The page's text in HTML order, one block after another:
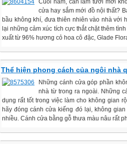
Cuối năm, cần làm tươi mới
cửa hay sắm mới đồ nội thất?
bầu không khí, đưa thiên nhiên vào nhà với
lại những cảm xúc tích cực thắt chặt thêm
xuất từ 96% hương cỏ hoa cô đặc, Glade
Thể hiện phong cách của ngôi nhà
Những cánh cửa góp phần
nhà từ trong ra ngoài. Những
dụng rất tốt trong việc làm cho không gian
hãy đóng cánh cửa kiếng đó lại, không
nhiều. Cánh cửa bằng gỗ thưa màu nâu rất